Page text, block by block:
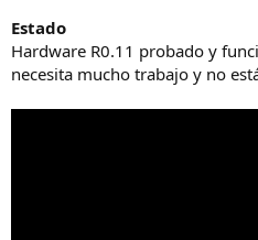
Estado
Hardware R0.11 probado y
necesita mucho trabajo y no